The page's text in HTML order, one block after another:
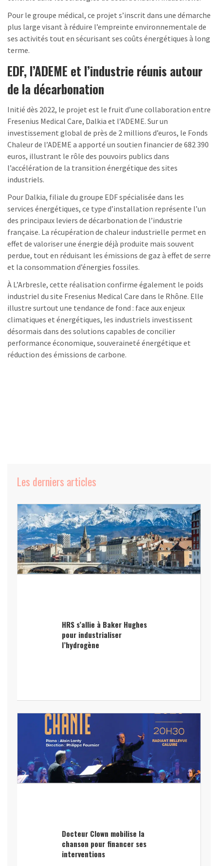
Pour le groupe médical, ce projet s’inscrit dans une démarche
plus large visant à réduire l’empreinte environnementale de
ses activités tout en sécurisant ses coûts énergétiques à long
terme.
EDF, l’ADEME et l’industrie réunis autour
de la décarbonation
Initié dès 2022, le projet est le fruit d’une collaboration entre
Fresenius Medical Care, Dalkia et l’ADEME. Sur un
investissement global de près de 2 millions d’euros, le Fonds
Chaleur de l’ADEME a apporté un soutien financier de 682 390
euros, illustrant le rôle des pouvoirs publics dans
l’accélération de la transition énergétique des sites
industriels.
Pour Dalkia, filiale du groupe EDF spécialisée dans les
services énergétiques, ce type d’installation représente l’un
des principaux leviers de décarbonation de l’industrie
française. La récupération de chaleur industrielle permet en
effet de valoriser une énergie déjà produite mais souvent
perdue, tout en réduisant les émissions de gaz à effet de serre
et la consommation d’énergies fossiles.
À L’Arbresle, cette réalisation confirme également le poids
industriel du site Fresenius Medical Care dans le Rhône. Elle
illustre surtout une tendance de fond : face aux enjeux
climatiques et énergétiques, les industriels investissent
désormais dans des solutions capables de concilier
performance économique, souveraineté énergétique et
réduction des émissions de carbone.
Les derniers articles
HRS s’allie à Baker Hughes
pour industrialiser
l’hydrogène
Docteur Clown mobilise la
chanson pour financer ses
interventions